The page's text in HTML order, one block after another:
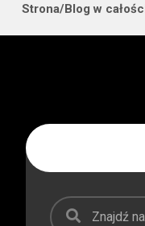
Strona/Blog w